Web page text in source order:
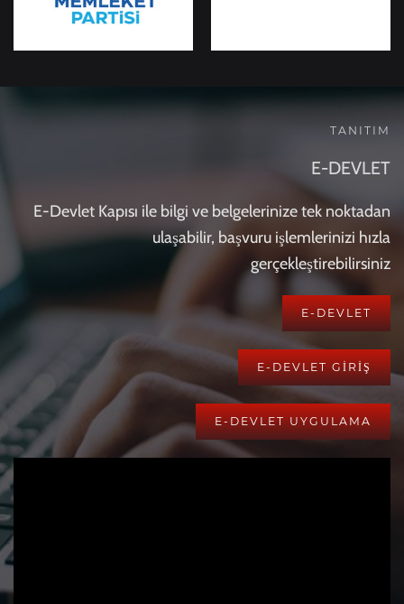
TANITIM
E-DEVLET
E-Devlet Kapısı ile bilgi ve belgelerinize tek noktadan
ulaşabilir, başvuru işlemlerinizi hızla
gerçekleştirebilirsiniz
E-DEVLET
E-DEVLET GİRİŞ
E-DEVLET UYGULAMA